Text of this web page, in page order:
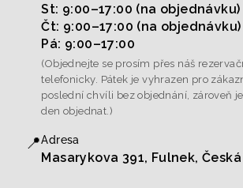
St: 9:00–17:00 (na objednávku)
Čt: 9:00–17:00 (na objednávku)
Pá: 9:00–17:00
(Objednejte se prosím přes náš
telefonicky. Pátek je vyhrazen pro
poslední chvíli bez objednání, zároveň
den objednat.)
📍Adresa
Masarykova 391, Fulnek,